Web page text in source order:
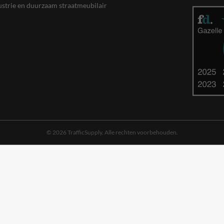
en duurzaam straatmeubilair
© 2026 TrafficSupply. Alle rechten voorbehouden.